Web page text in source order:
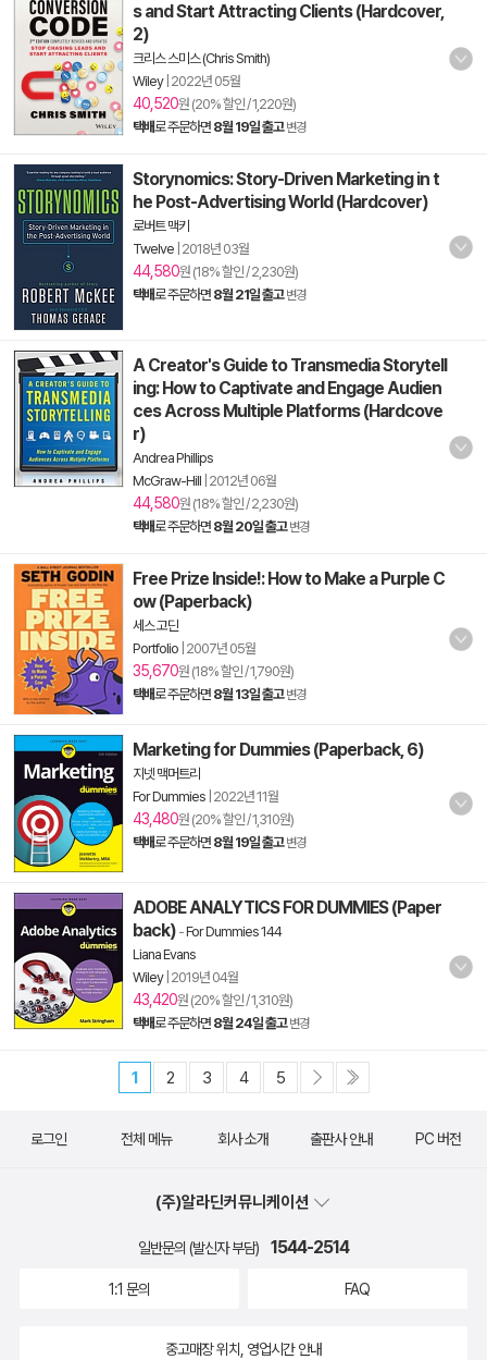
s and Start Attracting Clients (Hardcover,
2)
크리스 스미스 (Chris Smith)
Wiley| 2022년 05월
40,520원 (20% 할인 / 1,220원)
택배로 주문하면 8월 19일 출고 변경
Storynomics: Story-Driven Marketing in t
he Post-Advertising World (Hardcover)
로버트 맥키
Twelve 2018년 03월
44,580원 (18% 할인 / 2,230원)
택배로 주문하면 8월 21일 출고 변경
A Creator's Guide to Transmedia Storytell
ing: How to Captivate and Engage Audien
ces Across Multiple Platforms (Hardcove
r)
Andrea Phillips
McGraw-Hill 2012년 06월
44,580원 (18% 할인 / 2,230원)
택배로 주문하면 8월 20일 출고 변경
Free Prize Inside!: How to Make a Purple C
ow (Paperback)
세스 고딘
Portfolio 2007년 05월
35,670원 (18% 할인 / 1,790원)
택배로 주문하면 8월 13일 출고 변경
Marketing for Dummies (Paperback, 6)
지넷 맥머트리
For Dummies 2022년 11월
43,480원 (20% 할인 / 1,310원)
택배로 주문하면 8월 19일 출고 변경
ADOBE ANALYTICS FOR DUMMIES (Paper
back) -For Dummies 144
Liana Evans
Wiley| 2019년 04월
43,420원 (20% 할인 / 1,310원)
택배로 주문하면 8월 24일 출고 변경
1 2 3 4 5
로그인 전체 메뉴 회사 소개 출판사 안내 PC 버전
(주)알라딘커뮤니케이션
일반문의 (발신자 부담) 1544-2514
1:1 문의 FAQ
중고매장 위치, 영업시간 안내